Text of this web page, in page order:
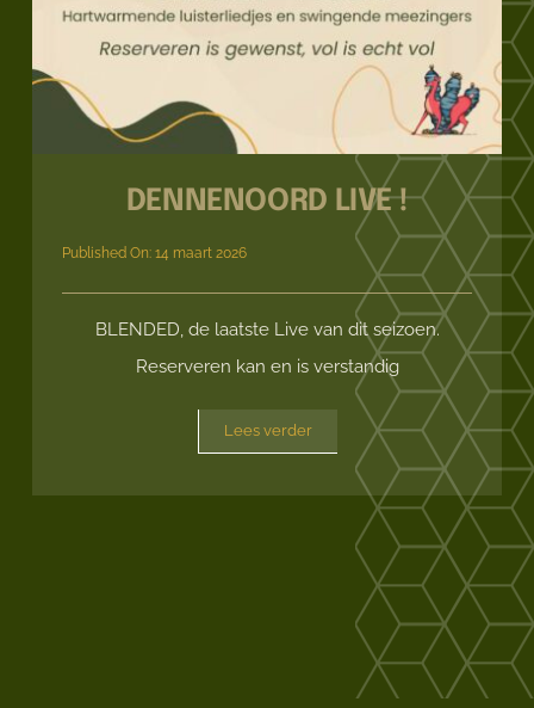
DENNENOORD LIVE !
Published On: 14 maart 2026
BLENDED, de laatste Live van dit seizoen.
Reserveren kan en is verstandig
Lees verder